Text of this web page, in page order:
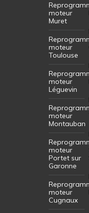
moteur
Muret
moteur
Toulouse
moteur
Léguevin
moteur
Montauban
moteur
Portet sur
Garonne
moteur
Cugnaux